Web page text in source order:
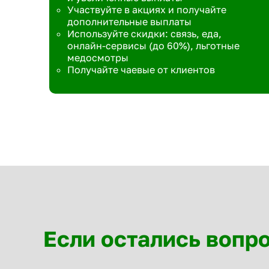
Участвуйте в акциях и получайте
дополнительные выплаты
Используйте скидки: связь, еда,
онлайн-сервисы (до 60%), льготные
медосмотры
Получайте чаевые от клиентов
Если остались